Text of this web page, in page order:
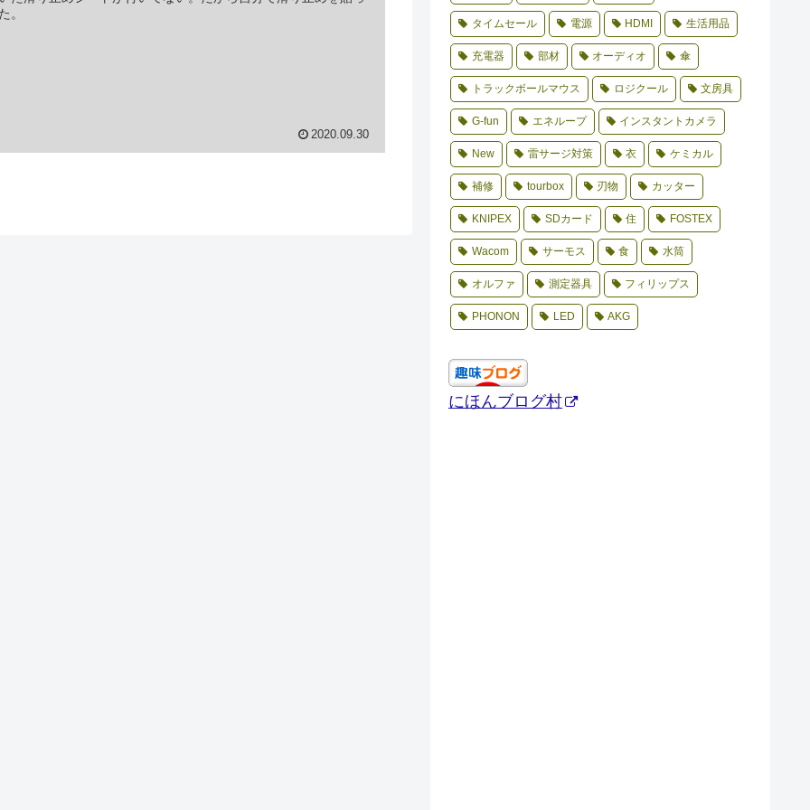
。
2020.09.30
タイムセール 電源 HDMI 生活用品
充電器 部材 オーディオ 傘
トラックボールマウス ロジクール 文房具
G-fun エネループ インスタントカメラ
New 雷サージ対策 衣 ケミカル
補修 tourbox 刃物 カッター
KNIPEX SDカード 住 FOSTEX
Wacom サーモス 食 水筒
オルファ 測定器具 フィリップス
PHONON LED AKG
にほんブログ村